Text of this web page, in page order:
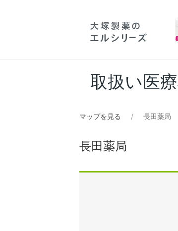
取扱い医
マップを見る 長田薬局
長田薬局